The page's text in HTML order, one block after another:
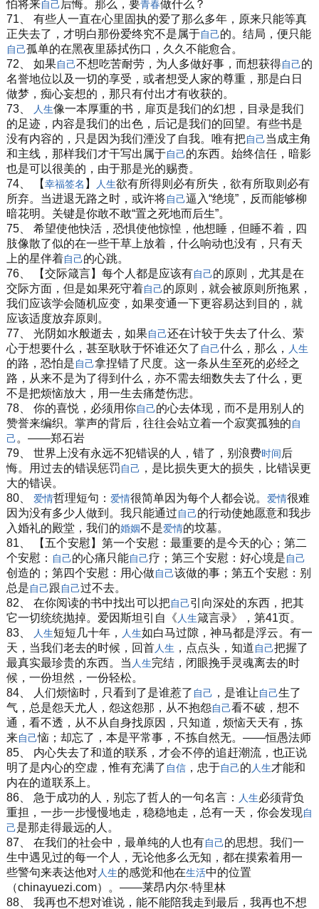
怕将来自己后悔。那么，要青春做什么？
71、 有些人一直在心里固执的爱了那么多年，原来只能等真
正失去了，才明白那份爱终究不是属于自己的。结局，便只能
自己孤单的在黑夜里舔拭伤口，久久不能愈合。
72、 如果自己不想吃苦耐劳，为人多做好事，而想获得自己的
名誉地位以及一切的享受，或者想受人家的尊重，那是白日
做梦，痴心妄想的，那只有付出才有收获的。
73、
人生像一本厚重的书，扉页是我们的幻想，目录是我们
的足迹，内容是我们的出色，后记是我们的回望。有些书是
没有内容的，只是因为我们湮没了自我。唯有把自己当成主角
和主线，那样我们才干写出属于自己的东西。始终信任，暗影
也是可以很美的，由于那是光的赐赉。
74、 【幸福签名 】 人生欲有所得则必有所失，欲有所取则必有
所弃。当进退无路之时，或许将自己逼入“绝境”，反而能够柳
暗花明。关键是你敢不敢“置之死地而后生”。
75、 希望使他快活，恐惧使他惊惶，他想睡，但睡不着，四
肢像散了似的在一些干草上放着，什么响动也没有，只有天
上的星伴着自己的心跳。
76、 【交际箴言】每个人都是应该有自己的原则，尤其是在
交际方面，但是如果死守着自己的原则，就会被原则所拖累，
我们应该学会随机应变，如果变通一下更容易达到目的，就
应该适度放弃原则。
77、 光阴如水般逝去，如果自己还在计较于失去了什么、萦
心于想要什么，甚至耿耿于怀谁还欠了 自己什么，那么， 人生
的路，恐怕是自己拿捏错了尺度。这一条从生至死的必经之
路，从来不是为了得到什么，亦不需去细数失去了什么，更
不是把烦恼放大，用一生去痛楚伤悲。
78、 你的喜悦，必须用你自己的心去体现，而不是用别人的
赞誉来编织。掌声的背后，往往会站立着一个寂寞孤独的自
己。——郑石岩
79、 世界上没有永远不犯错误的人，错了，别浪费时间后
悔。用过去的错误惩罚自己 ，是比损失更大的损失，比错误更
大的错误。
80、 爱情哲理短句： 爱情很简单因为每个人都会说。 爱情很难
因为没有多少人做到。我只能通过自己的行动使她愿意和我步
入婚礼的殿堂，我们的婚姻不是爱情的坟墓。
81、 【五个安慰】第一个安慰：最重要的是今天的心；第二
个安慰： 自己的心痛只能自己疗；第三个安慰：好心境是自己
创造的；第四个安慰：用心做自己该做的事；第五个安慰：别
总是自己跟自己过不去。
82、 在你阅读的书中找出可以把自己引向深处的东西，把其
它一切统统抛掉。爱因斯坦引自《 人生箴言录》，第41页。
83、
人生短短几十年， 人生如白马过隙，神马都是浮云。有一
天，当我们老去的时候，回首人生 ，点点头，知道自己把握了
最真实最珍贵的东西。当 人生完结，闭眼挽手灵魂离去的时
候，一份坦然，一份轻松。
84、 人们烦恼时，只看到了是谁惹了 自己 ，是谁让自己生了
气，总是怨天尤人，怨这怨那，从不抱怨自己看不破，想不
通，看不透，从不从自身找原因，只知道，烦恼天天有，拣
来自己恼；却忘了，本是平常事，不拣自然无。——恒愚法师
85、 内心失去了和道的联系，才会不停的追赶潮流，也正说
明了是内心的空虚，惟有充满了 自信，忠于自己的 人生才能和
内在的道联系上。
86、 急于成功的人，别忘了哲人的一句名言：
人生必须背负
重担，一步一步慢慢地走，稳稳地走，总有一天，你会发现自
己是那走得最远的人。
87、 在我们的社会中，最单纯的人也有自己的思想。我们一
生中遇见过的每一个人，无论他多么无知，都在摸索着用一
些警句来表达他对人生的感觉和他在生活中的位置
（chinayuezi.com）。——莱昂内尔·特里林
88、 我再也不想对谁说，能不能陪我走到最后，我再也不想